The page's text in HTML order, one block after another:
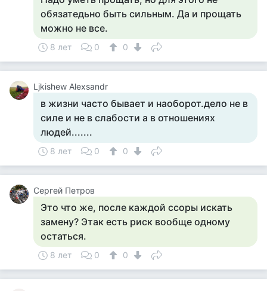
обязатедьно быть сильным. Да и прощать
можно не все.
8 лет 0 0
Ljkishew Alexsandr
в жизни часто бывает и наоборот.дело не в
силе и не в слабости а в отношениях
людей.......
8 лет 0 0
Сергей Петров
Это что же, после каждой ссоры искать
замену? Этак есть риск вообще одному
остаться.
8 лет 0 0